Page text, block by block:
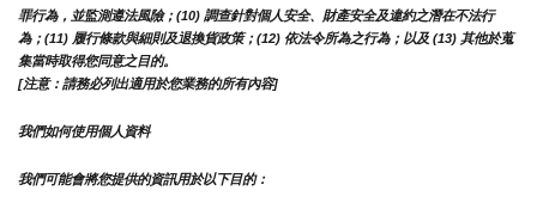
罪行為，並監測遵法風險；(10) 調查針對個人安全、財產安全及違約之潛在不法行
為；(11) 履行條款與細則及退換貨政策；(12) 依法令所為之行為；以及 (13) 其他於蒐
集當時取得您同意之目的。
[注意：請務必列出適用於您業務的所有內容]
我們如何使用個人資料
我們可能會將您提供的資訊用於以下目的：